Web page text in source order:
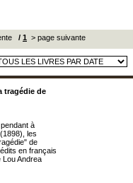
/ 1 > page suivante
tragédie de
à
les
de
en français
Andrea